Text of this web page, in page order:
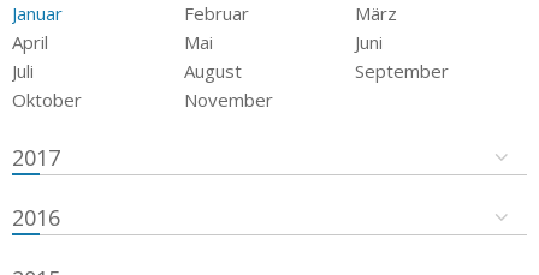
Januar Februar
März
April
Mai
Juni
Juli
August
September
Oktober
November
2017
2016